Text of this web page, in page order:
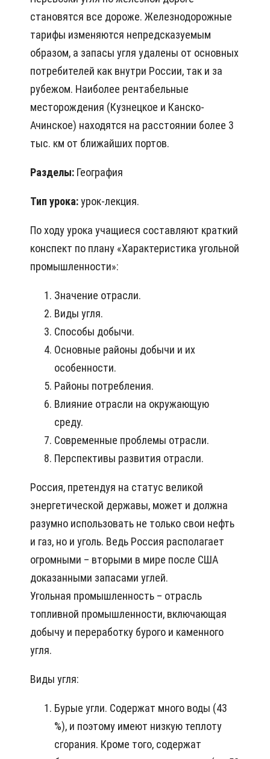
становятся все дороже. Железнодорожные
тарифы изменяются непредсказуемым
образом, а запасы угля удалены от основных
потребителей как внутри России, так и за
рубежом. Наиболее рентабельные
месторождения (Кузнецкое и Канско-
Ачинское) находятся на расстоянии более 3
тыс. км от ближайших портов.
Разделы: География
Тип урока:урок-лекция.
По ходу урока учащиеся составляют краткий
конспект по плану «Характеристика угольной
промышленности»:
Значение отрасли.
Виды угля.
Способы добычи.
Основные районы добычи и их
особенности.
Районы потребления.
Влияние отрасли на окружающую
среду.
Современные проблемы отрасли.
Перспективы развития отрасли.
Россия, претендуя на статус великой
энергетической державы, может и должна
разумно использовать не только свои нефть
и газ, но и уголь. Ведь Россия располагает
огромными – вторыми в мире после США
доказанными запасами углей.
Угольная промышленность – отрасль
топливной промышленности, включающая
добычу и переработку бурого и каменного
угля.
Виды угля:
Бурые угли. Содержат много воды (43
%), и поэтому имеют низкую теплоту
сгорания. Кроме того, содержат